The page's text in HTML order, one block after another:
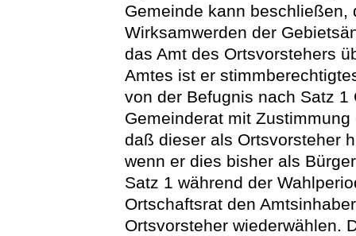
Gemeinde kann
Wirksamwerden der
das Amt des Ortsvorstehers
Amtes ist er
von der Befugnis nach Satz
Gemeinderat mit
daß dieser als Ortsvorsteher
wenn er dies bisher als
Satz 1 während der
Ortschaftsrat den
Ortsvorsteher wiederwählen.